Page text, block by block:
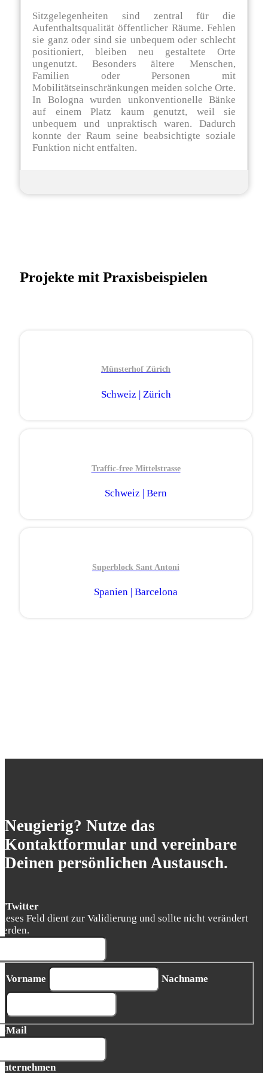
Sitzgelegenheiten sind zentral für die
Aufenthaltsqualität öffentlicher Räume. Fehlen
sie ganz oder sind sie unbequem oder schlecht
positioniert, bleiben neu gestaltete Orte
ungenutzt. Besonders ältere Menschen,
Familien oder Personen mit
Mobilitätseinschränkungen meiden solche Orte.
In Bologna wurden unkonventionelle Bänke
auf einem Platz kaum genutzt, weil sie
unbequem und unpraktisch waren. Dadurch
konnte der Raum seine beabsichtigte soziale
Funktion nicht entfalten.
Projekte mit Praxisbeispielen
Münsterhof Zürich
Schweiz | Zürich
Traffic-free Mittelstrasse
Schweiz | Bern
Superblock Sant Antoni
Spanien | Barcelona
Neugierig? Nutze das
Kontaktformular und vereinbare
Deinen persönlichen Austausch.
Twitter
Feld dient zur Validierung und sollte nicht verändert
Vorname Nachname
Mail